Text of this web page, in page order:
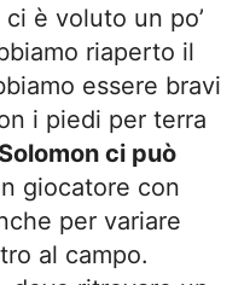
è voluto un po’
riaperto il
essere bravi
i piedi per terra
Solomon ci può
giocatore con
per variare
al campo.